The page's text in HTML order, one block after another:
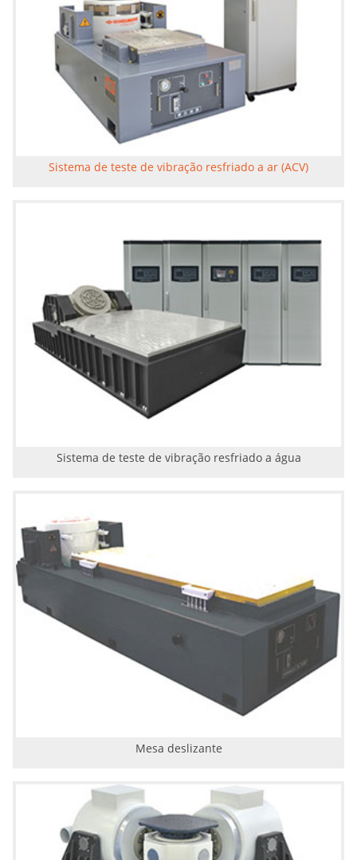
Sistema de teste de vibração resfriado a ar (ACV)
Sistema de teste de vibração resfriado a água
Mesa deslizante